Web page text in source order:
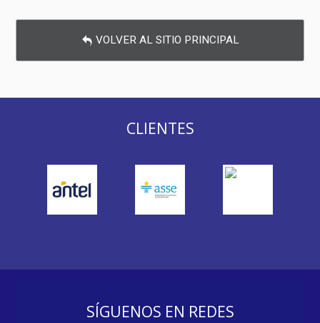
VOLVER AL SITIO PRINCIPAL
CLIENTES
SÍGUENOS EN REDES